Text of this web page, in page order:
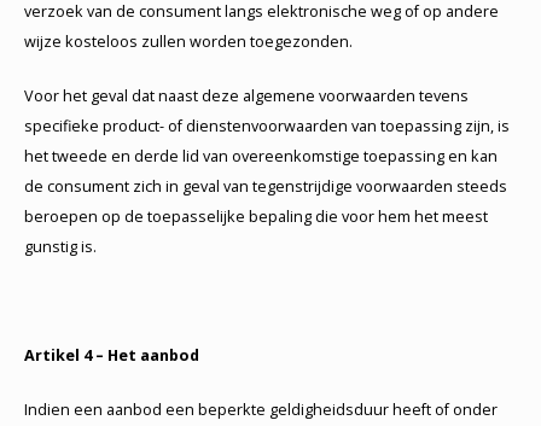
verzoek van de consument langs elektronische weg of op andere
wijze kosteloos zullen worden toegezonden.
Voor het geval dat naast deze algemene voorwaarden tevens
specifieke product- of dienstenvoorwaarden van toepassing zijn, is
het tweede en derde lid van overeenkomstige toepassing en kan
de consument zich in geval van tegenstrijdige voorwaarden steeds
beroepen op de toepasselijke bepaling die voor hem het meest
gunstig is.
Artikel 4 – Het aanbod
Indien een aanbod een beperkte geldigheidsduur heeft of onder